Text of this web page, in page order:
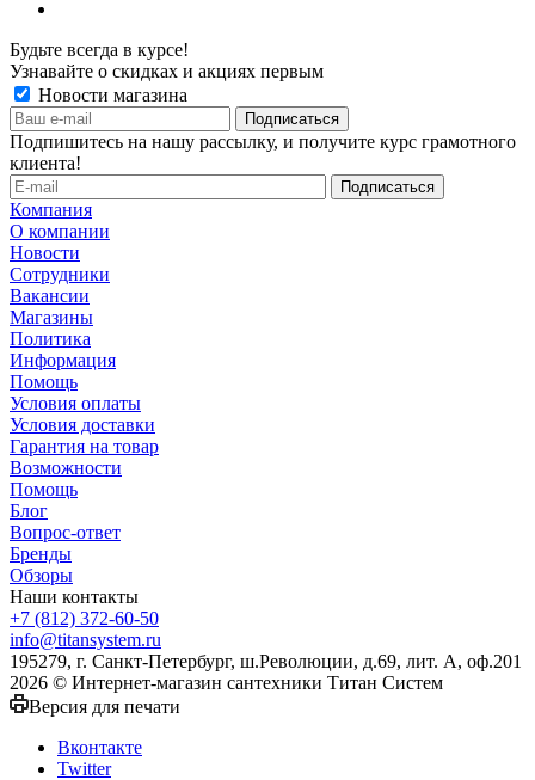
Будьте всегда в курсе!
Узнавайте о скидках и акциях первым
Новости магазина
Подпишитесь на нашу рассылку, и получите курс грамотного
клиента!
Компания
О компании
Новости
Сотрудники
Вакансии
Магазины
Политика
Информация
Помощь
Условия оплаты
Условия доставки
Гарантия на товар
Возможности
Помощь
Блог
Вопрос-ответ
Бренды
Обзоры
Наши контакты
+7 (812) 372-60-50
info@titansystem.ru
195279, г. Санкт-Петербург, ш.Революции, д.69, лит. А, оф.201
2026 © Интернет-магазин сантехники Титан Систем
Версия для печати
Вконтакте
Twitter